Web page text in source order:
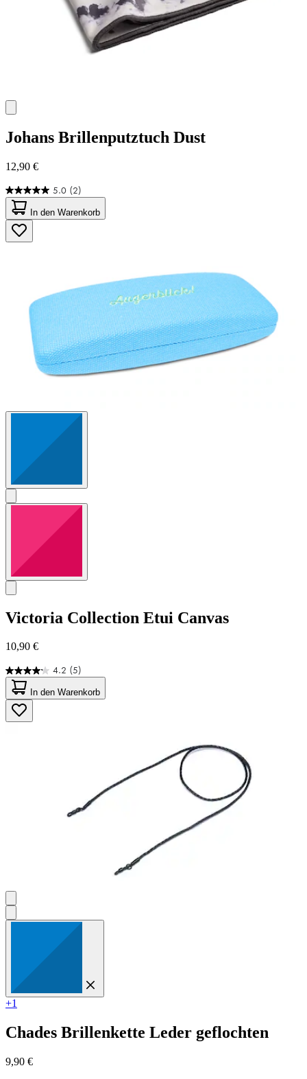
Johans Brillenputztuch Dust
12,90 €
5.0 (2)
5.0
von
5
Sternen.
2
In den Warenkorb
Victoria Collection Etui Canvas
10,90 €
4.2 (5)
4.2
von
5
Sternen.
5
In den Warenkorb
+1
Chades Brillenkette Leder geflochten
9,90 €